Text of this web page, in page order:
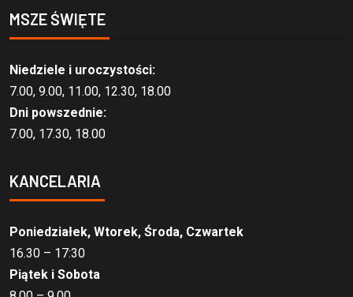
MSZE ŚWIĘTE
Niedziele i uroczystości:
7.00, 9.00, 11.00, 12.30, 18.00
Dni powszednie:
7.00, 17.30, 18.00
KANCELARIA
Poniedziałek, Wtorek, Środa, Czwartek
16.30 – 17:30
Piątek i Sobota